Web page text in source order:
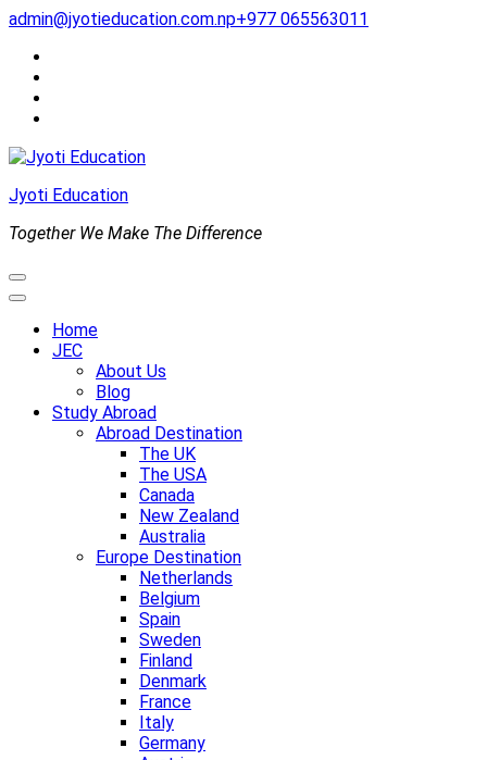
Skip
content
(Press
Enter)
admin@jyotieducation.com.np+977 065563011
Jyoti Education
Together We Make The Difference
Home
JEC
About Us
Blog
Study Abroad
Abroad Destination
The UK
The USA
Canada
New Zealand
Australia
Europe Destination
Netherlands
Belgium
Spain
Sweden
Finland
Denmark
France
Italy
Germany